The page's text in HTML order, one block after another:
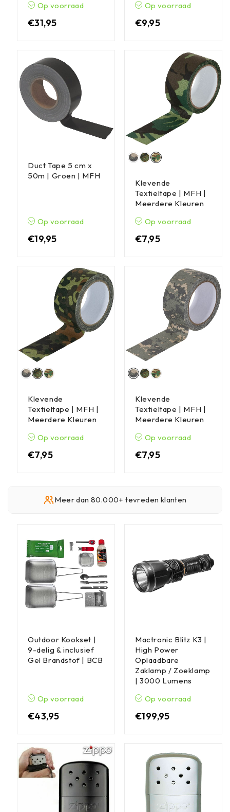
Op voorraad
€31,95
Op voorraad
€9,95
Duct Tape 5 cm x
50m | Groen | MFH
Op voorraad
€19,95
Klevende
Textieltape | MFH |
Meerdere Kleuren
Op voorraad
€7,95
Klevende
Textieltape | MFH |
Meerdere Kleuren
Op voorraad
€7,95
Klevende
Textieltape | MFH |
Meerdere Kleuren
Op voorraad
€7,95
Meer dan 80.000+ tevreden klanten
Outdoor Kookset |
9-delig & inclusief
Gel Brandstof | BCB
Op voorraad
€43,95
Mactronic Blitz K3 |
High Power
Oplaadbare
Zaklamp / Zoeklamp
| 3000 Lumens
Op voorraad
€199,95